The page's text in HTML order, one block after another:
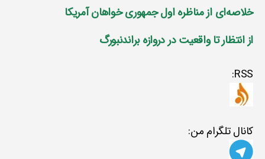
خلاصه‌ای از مناظره اول جمهوری خواهان آمریکا
از انتظار تا واقعیت در دروازه براندنبورگ
RSS:
کانال تلگرام من: